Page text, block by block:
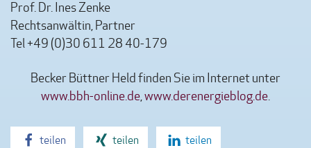
Prof. Dr. Ines Zenke
Rechtsanwältin, Partner
Tel +49 (0)30 611 28 40-179
Becker Büttner Held finden Sie im Internet unter
www.bbh-online.de,www.derenergieblog.de.
teilen teilen teilen